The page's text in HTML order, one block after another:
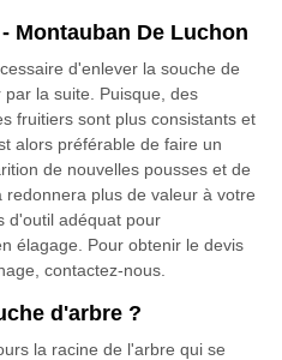
Montauban De Luchon
d'enlever la souche de
la suite. Puisque, des
fruitiers sont plus consistants et
alors préférable de faire un
de nouvelles pousses et de
plus de valeur à votre
d'outil adéquat pour
élagage. Pour obtenir le devis
contactez-nous.
d'arbre ?
la racine de l'arbre qui se